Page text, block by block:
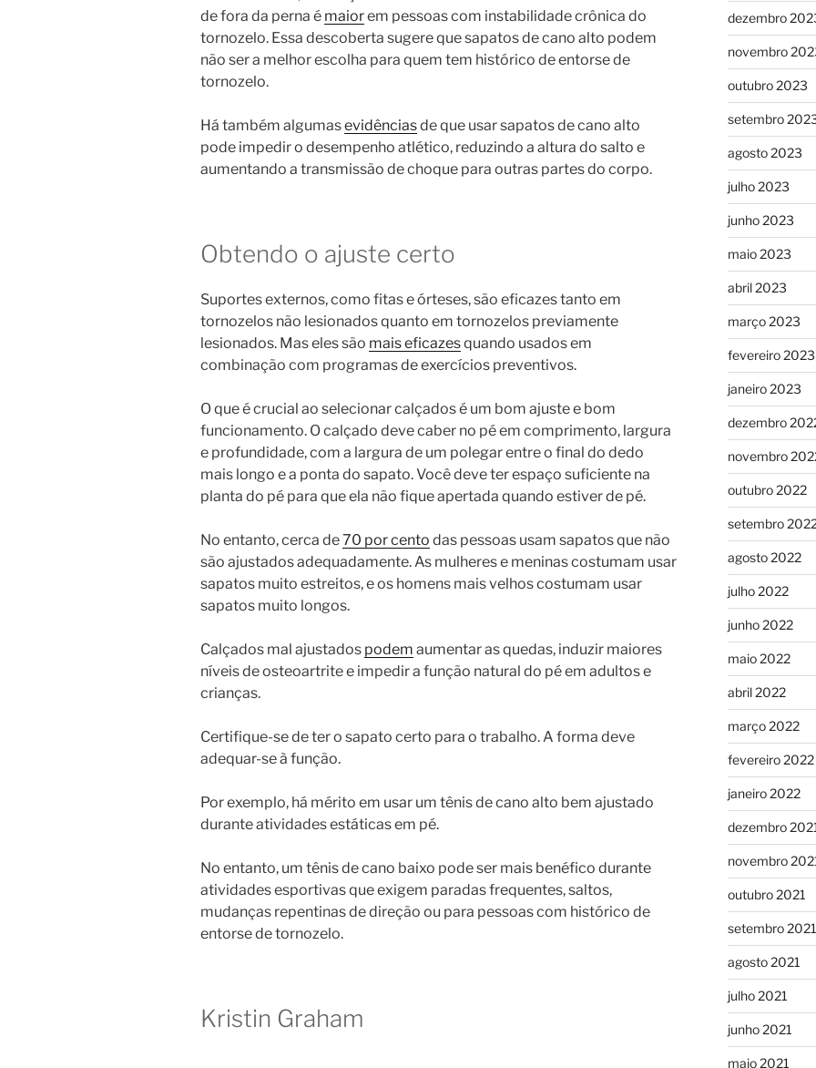
de fora da perna é maiorem pessoas com instabilidade crônica do
tornozelo. Essa descoberta sugere que sapatos de cano alto podem
não ser a melhor escolha para quem tem histórico de entorse de
tornozelo.
Há também algumasevidênciasde que usar sapatos de cano alto
pode impedir o desempenho atlético, reduzindo a altura do salto e
aumentando a transmissão de choque para outras partes do corpo.
Obtendo o ajuste certo
Suportes externos, como fitas e órteses, são eficazes tanto em
tornozelos não lesionados quanto em tornozelos previamente
lesionados. Mas eles são mais eficazesquando usados ​​em
combinação com programas de exercícios preventivos.
O que é crucial ao selecionar calçados é um bom ajuste e bom
funcionamento. O calçado deve caber no pé em comprimento, largura
e profundidade, com a largura de um polegar entre o final do dedo
mais longo e a ponta do sapato. Você deve ter espaço suficiente na
planta do pé para que ela não fique apertada quando estiver de pé.
No entanto, cerca de70 por cento das pessoas usam sapatos que não
são ajustados adequadamente. As mulheres e meninas costumam usar
sapatos muito estreitos, e os homens mais velhos costumam usar
sapatos muito longos.
Calçados mal ajustados podem aumentar as quedas, induzir maiores
níveis de osteoartrite e impedir a função natural do pé em adultos e
crianças.
Certifique-se de ter o sapato certo para o trabalho. A forma deve
adequar-se à função.
Por exemplo, há mérito em usar um tênis de cano alto bem ajustado
durante atividades estáticas em pé.
No entanto, um tênis de cano baixo pode ser mais benéfico durante
atividades esportivas que exigem paradas frequentes, saltos,
mudanças repentinas de direção ou para pessoas com histórico de
entorse de tornozelo.
Kristin Graham
dezembro
novembro
outubro 2023
setembro
agosto 2023
julho 2023
junho 2023
maio 2023
abril 2023
março 2023
fevereiro 2023
janeiro 2023
dezembro
novembro
outubro 2022
setembro
agosto 2022
julho 2022
junho 2022
maio 2022
abril 2022
março 2022
fevereiro 2022
janeiro 2022
dezembro
novembro
outubro 2021
setembro 2021
agosto 2021
julho 2021
junho 2021
maio 2021